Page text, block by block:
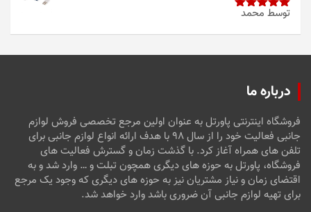
امتیاز5از
توسط محمد
درباره ما
فروشگاه اینترنتی پاورتل به عنوان اولین مرجع تخصصی فروش لوازم
جانبی فعالیت خود را از سال ۹۸ با هدف ارائه انواع لوازم جانبی برای
تلفن های همراه آغاز کرد. با گذشت زمان و گسترش فعالیت های
فروشگاه، پاورتل به حوزه های دیگری همچون تبلت و … وارد شد و به
اقتضای زمان و نیاز مشتریان نیز به حوزه های دیگری که وجود یک مرجع
برای تهیه لوازم جانبی آن ضروری باشد وارد خواهد شد.